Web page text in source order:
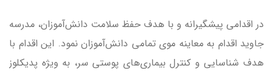
در اقدامی پیشگیرانه و با هدف حفظ سلامت دانش‌آموزان، مدرسه
جاوید اقدام به معاینه موی تمامی دانش‌آموزان نمود. این اقدام با
هدف شناسایی و کنترل بیماری‌های پوستی سر، به ویژه پدیکلوز